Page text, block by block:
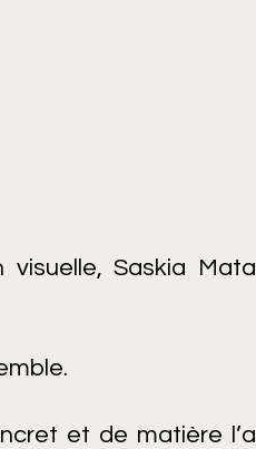
Saskia Mata
et de matière l’a